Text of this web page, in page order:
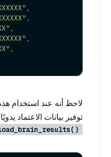
,
,
,
,
,
لاحظ أنه عند استخدام
توفير بيانات الاعتماد